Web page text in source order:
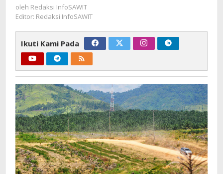
Panas
oleh Redaksi InfoSAWIT
Editor: Redaksi InfoSAWIT
Ikuti Kami Pada